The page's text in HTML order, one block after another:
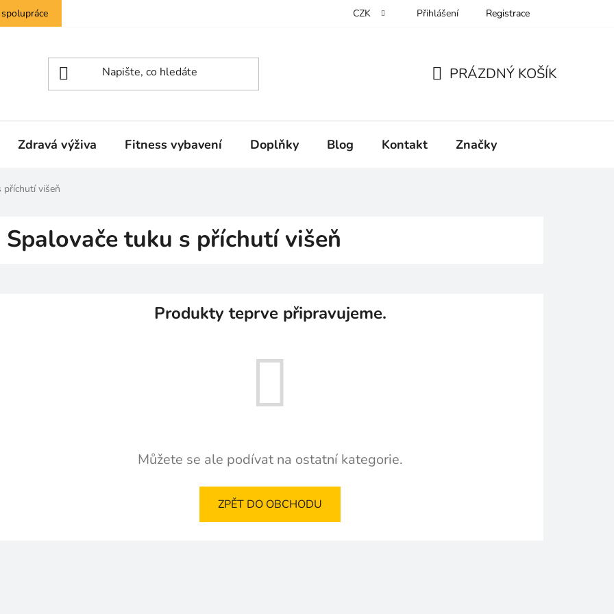
CZK Přihlášení Registrace
KOŠÍK
PRÁZDNÝ KOŠÍK
Zdravá výživa Fitness vybavení Doplňky Blog Kontakt Značky
příchutí višeň
Spalovače tuku s příchutí višeň
Produkty teprve připravujeme.
Můžete se ale podívat na ostatní kategorie.
ZPĚT DO OBCHODU